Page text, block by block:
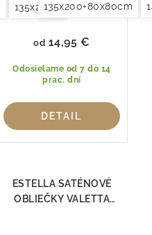
135x200+80x80cm
135x200+80x80cm
Odosielame od 7 do 14
prac. dní
od 14,95 €
DETAIL
ESTELLA SATÉNOVÉ
OBLIEČKY VALETTA